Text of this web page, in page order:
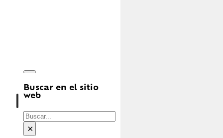
Buscar en el sitio
web
Buscar
×